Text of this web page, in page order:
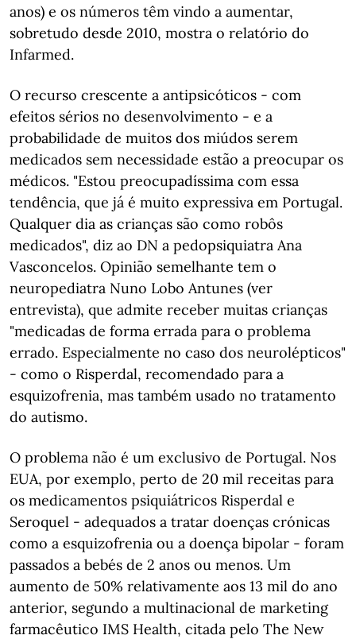
anos) e os números têm vindo a aumentar,
sobretudo desde 2010, mostra o relatório do
Infarmed.
O recurso crescente a antipsicóticos - com
efeitos sérios no desenvolvimento - e a
probabilidade de muitos dos miúdos serem
medicados sem necessidade estão a preocupar os
médicos. "Estou preocupadíssima com essa
tendência, que já é muito expressiva em Portugal.
Qualquer dia as crianças são como robôs
medicados", diz ao DN a pedopsiquiatra Ana
Vasconcelos. Opinião semelhante tem o
neuropediatra Nuno Lobo Antunes (ver
entrevista), que admite receber muitas crianças
"medicadas de forma errada para o problema
errado. Especialmente no caso dos neurolépticos"
- como o Risperdal, recomendado para a
esquizofrenia, mas também usado no tratamento
do autismo.
O problema não é um exclusivo de Portugal. Nos
EUA, por exemplo, perto de 20 mil receitas para
os medicamentos psiquiátricos Risperdal e
Seroquel - adequados a tratar doenças crónicas
como a esquizofrenia ou a doença bipolar - foram
passados a bebés de 2 anos ou menos. Um
aumento de 50% relativamente aos 13 mil do ano
anterior, segundo a multinacional de marketing
farmacêutico IMS Health, citada pelo The New